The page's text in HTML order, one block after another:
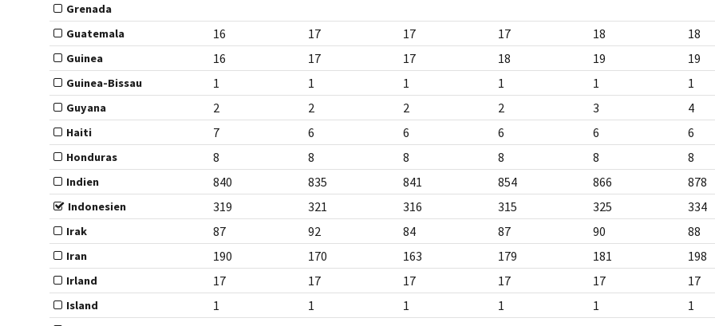
Grenada
Guatemala
16 17 17 17 18 18
Guinea 16 17 17 18 19 19
Guinea-Bissau 1 1 1 1 1 1
Guyana 2 2 2 2 3 4
Haiti 7 6 6 6 6 6
Honduras 8 8 8 8 8 8
Indien 840 835 841 854 866 878
Indonesien 319 321 316 315 325 334
Irak 87 92 84 87 90 88
Iran 190 170 163 179 181 198
Irland 17 17 17 17 17 17
Island 1 1 1 1 1 1